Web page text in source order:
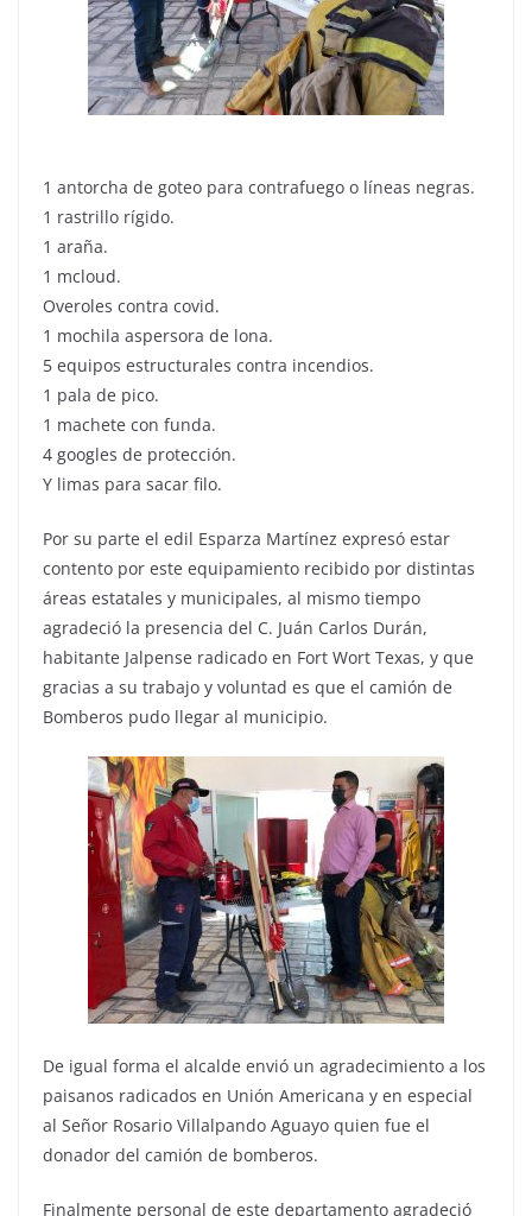
1 antorcha de goteo para contrafuego o líneas negras.
1 rastrillo rígido.
1 araña.
1 mcloud.
Overoles contra covid.
1 mochila aspersora de lona.
5 equipos estructurales contra incendios.
1 pala de pico.
1 machete con funda.
4 googles de protección.
Y limas para sacar filo.
Por su parte el edil Esparza Martínez expresó estar
contento por este equipamiento recibido por distintas
áreas estatales y municipales, al mismo tiempo
agradeció la presencia del C. Juán Carlos Durán,
habitante Jalpense radicado en Fort Wort Texas, y que
gracias a su trabajo y voluntad es que el camión de
Bomberos pudo llegar al municipio.
De igual forma el alcalde envió un agradecimiento a los
paisanos radicados en Unión Americana y en especial
al Señor Rosario Villalpando Aguayo quien fue el
donador del camión de bomberos.
Finalmente personal de este departamento agradeció